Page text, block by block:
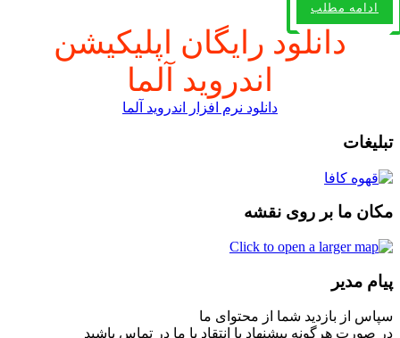
ادامه مطلب
دانلود رایگان اپلیکیشن
اندروید آلما
دانلود نرم افزار اندروید آلما
تبلیغات
مکان ما بر روی نقشه
پیام مدیر
سپاس از بازدید شما از محتوای ما
در صورت هرگونه پیشنهاد یا انتقاد با ما در تماس باشید